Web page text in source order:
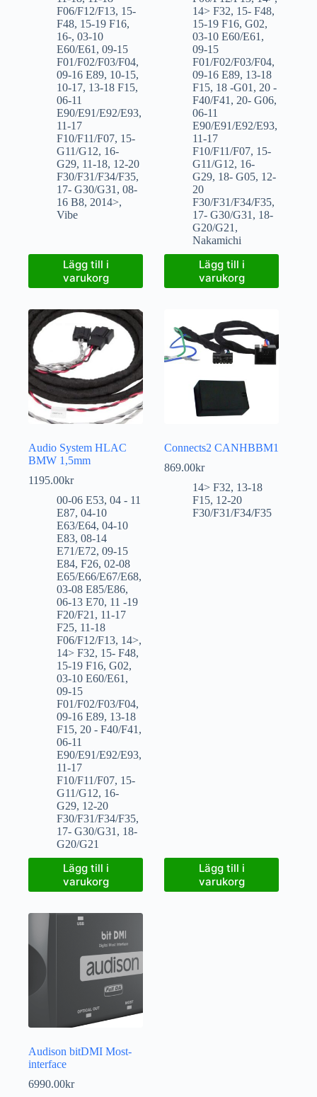
F06/F12/F13, 15-
F48, 15-19 F16,
16-, 03-10
E60/E61 , 09-15
F01/F02/F03/F04,
09-16 E89, 10-15,
10-17, 13-18 F15,
06-11
E90/E91/E92/E93,
11-17
F10/F11/F07, 15-
G11/G12, 16-
G29, 11-18, 12-20
F30/F31/F34/F35,
17- G30/G31 , 08-
16 B8, 2014>,
Vibe
Lägg till i
varukorg
14> F32, 15- F48,
15-19 F16,G02,
03-10 E60/E61 ,
09-15
F01/F02/F03/F04,
09-16 E89, 13-18
F15, 18 -G01 , 20 -
F40/F41 , 20- G06,
06-11
E90/E91/E92/E93,
11-17
F10/F11/F07, 15-
G11/G12, 16-
G29, 18- G05, 12-
20
F30/F31/F34/F35,
17- G30/G31 , 18-
G20/G21 ,
Nakamichi
Lägg till i
varukorg
Audio System HLAC
BMW 1,5mm
1195.00kr
00-06 E53, 04 - 11
E87, 04-10
E63/E64, 04-10
E83, 08-14
E71/E72, 09-15
E84, F26, 02-08
E65/E66/E67/E68,
03-08 E85/E86,
06-13 E70, 11 -19
F20/F21 , 11-17
F25, 11-18
F06/F12/F13, 14>,
14> F32, 15- F48,
15-19 F16, G02,
03-10 E60/E61 ,
09-15
F01/F02/F03/F04,
09-16 E89, 13-18
F15, 20 - F40/F41 ,
06-11
E90/E91/E92/E93,
11-17
F10/F11/F07, 15-
G11/G12, 16-
G29, 12-20
F30/F31/F34/F35,
17- G30/G31 , 18-
G20/G21
Lägg till i
varukorg
Connects2 CANHBBM1
869.00kr
14> F32, 13-18
F15, 12-20
F30/F31/F34/F35
Lägg till i
varukorg
Audison bitDMI Most-
interface
6990.00kr